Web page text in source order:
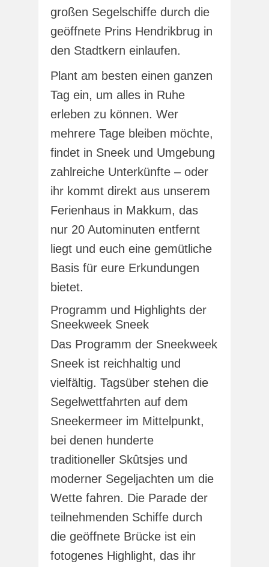
großen Segelschiffe durch die
geöffnete Prins Hendrikbrug in
den Stadtkern einlaufen.
Plant am besten einen ganzen
Tag ein, um alles in Ruhe
erleben zu können. Wer
mehrere Tage bleiben möchte,
findet in Sneek und Umgebung
zahlreiche Unterkünfte – oder
ihr kommt direkt aus unserem
Ferienhaus in Makkum, das
nur 20 Autominuten entfernt
liegt und euch eine gemütliche
Basis für eure Erkundungen
bietet.
Programm und Highlights der
Sneekweek Sneek
Das Programm der Sneekweek
Sneek ist reichhaltig und
vielfältig. Tagsüber stehen die
Segelwettfahrten auf dem
Sneekermeer im Mittelpunkt,
bei denen hunderte
traditioneller Skûtsjes und
moderner Segeljachten um die
Wette fahren. Die Parade der
teilnehmenden Schiffe durch
die geöffnete Brücke ist ein
fotogenes Highlight, das ihr